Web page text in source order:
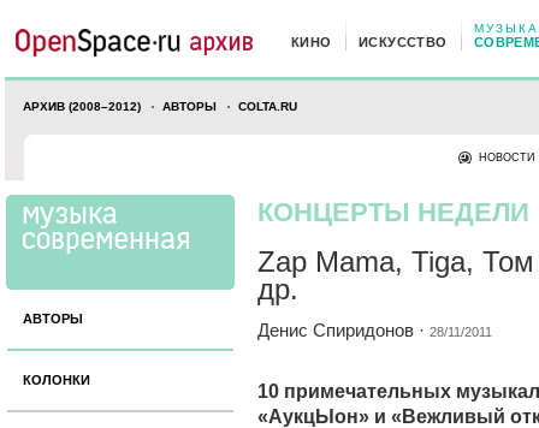
КИНО ИСКУССТВО
МУЗЫКА
АРХИВ (2008–2012) АВТОРЫ COLTA.RU
НОВОСТИ
АВТОРЫ
КОЛОНКИ
КОНЦЕРТЫ НЕДЕЛИ
Zap Mama, Tiga,
др.
Денис Спиридонов · 28/11/2011
10 примечательных
«АукцЫон» и «Вежливый